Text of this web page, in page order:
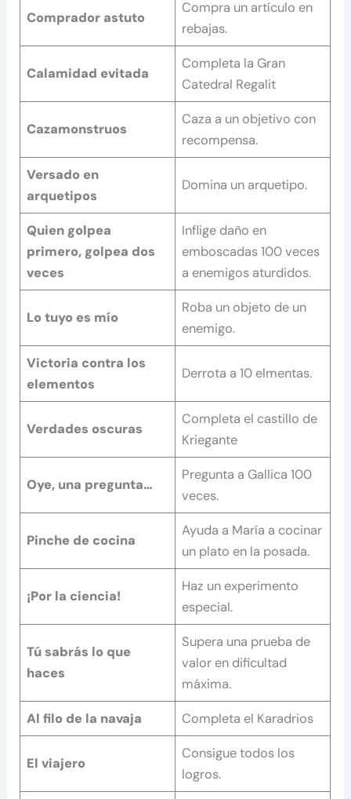
Comprador astuto
Compra un artículo en
rebajas.
Calamidad evitada
Completa la Gran
Catedral Regalit
Cazamonstruos
Caza a un objetivo con
recompensa.
Versado en
arquetipos
Domina un arquetipo.
Quien golpea
primero, golpea dos
veces
Inflige daño en
emboscadas 100 veces
a enemigos aturdidos.
Lo tuyo es mío
Roba un objeto de un
enemigo.
Victoria contra los
elementos
Derrota a 10 elmentas.
Verdades oscuras
Completa el castillo de
Kriegante
Oye, una pregunta…
Pregunta a Gallica 100
veces.
Pinche de cocina
Ayuda a María a cocinar
un plato en la posada.
¡Por la ciencia!
Haz un experimento
especial.
Tú sabrás lo que
haces
Supera una prueba de
valor en dificultad
máxima.
Al filo de la navaja Completa el Karadrios
El viajero
Consigue todos los
logros.